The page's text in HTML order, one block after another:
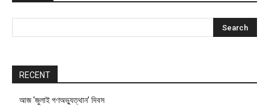
RECENT
আজ ‘জুলাই গণঅভ্যুত্থান’ দিবস